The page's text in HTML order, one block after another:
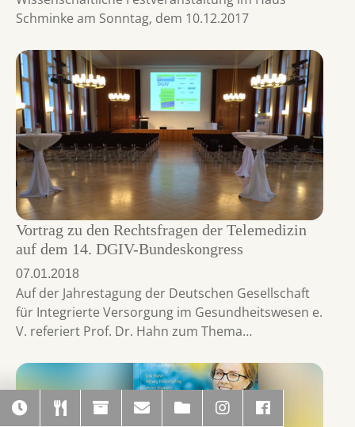
Schminke am Sonntag, dem 10.12.2017
Vortrag zu den Rechtsfragen der Telemedizin
auf dem 14. DGIV-Bundeskongress
07.01.2018
Auf der Jahrestagung der Deutschen Gesellschaft
für Integrierte Versorgung im Gesundheitswesen e.
V. referiert Prof. Dr. Hahn zum Thema…